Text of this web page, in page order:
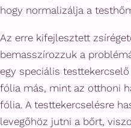
hogy normalizálja a
Az erre kifejlesztett
bemasszírozzuk a
egy speciális
fólia más, mint az otthoni
fólia. A testtekercselésre
levegőhöz jutni a bőrt,